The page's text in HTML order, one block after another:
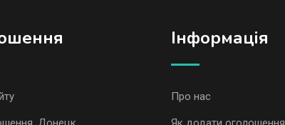
Iнформація
Про нас